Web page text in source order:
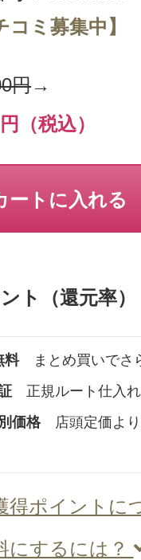
コミ募集中】
円→
円（税込）
ートに入れる
ト（還元率）
料まとめ買いでさ
正規ルート仕入
価格店頭定価より
得ポイントに
にするには？